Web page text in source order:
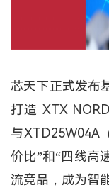
芯天下正式发布
打造 XTX
与XTD25W04A
价比”和“四线高
流竞品，成为智